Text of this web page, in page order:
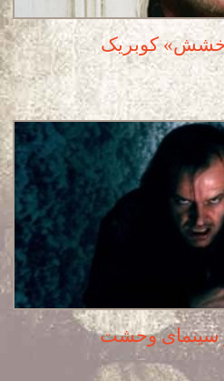
کوبریک
سینمای وحشت